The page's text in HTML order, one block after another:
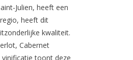
Julien, heeft een
heeft dit
kwaliteit.
Cabernet
toont deze